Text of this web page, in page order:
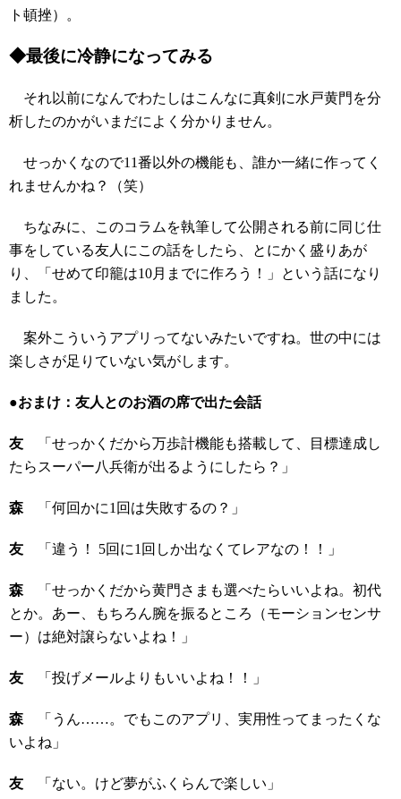
ト頓挫）。
◆最後に冷静になってみる
それ以前になんでわたしはこんなに真剣に水戸黄門を分
析したのかがいまだによく分かりません。
せっかくなので11番以外の機能も、誰か一緒に作ってく
れませんかね？（笑）
ちなみに、このコラムを執筆して公開される前に同じ仕
事をしている友人にこの話をしたら、とにかく盛りあが
り、「せめて印籠は10月までに作ろう！」という話になり
ました。
案外こういうアプリってないみたいですね。世の中には
楽しさが足りていない気がします。
●おまけ：友人とのお酒の席で出た会話
友 「せっかくだから万歩計機能も搭載して、目標達成し
たらスーパー八兵衛が出るようにしたら？」
森 「何回かに1回は失敗するの？」
友 「違う！ 5回に1回しか出なくてレアなの！！」
森 「せっかくだから黄門さまも選べたらいいよね。初代
とか。あー、もちろん腕を振るところ（モーションセンサ
ー）は絶対譲らないよね！」
友 「投げメールよりもいいよね！！」
森 「うん……。でもこのアプリ、実用性ってまったくな
いよね」
友 「ない。けど夢がふくらんで楽しい」